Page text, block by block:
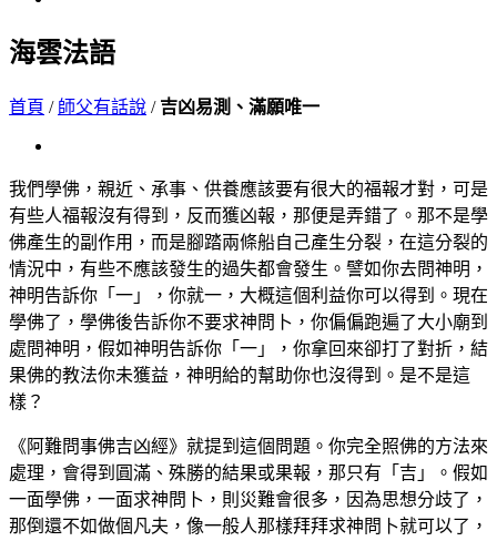
海雲法語
首頁 / 師父有話說 / 吉凶易測、滿願唯一
Image
我們學佛，親近、承事、供養應該要有很大的福報才對，可是
有些人福報沒有得到，反而獲凶報，那便是弄錯了。那不是學
佛產生的副作用，而是腳踏兩條船自己產生分裂，在這分裂的
情況中，有些不應該發生的過失都會發生。 譬如你去問神明，
神明告訴你「一」，你就一，大概這個利益你可以得到。現在
學佛了，學佛後告訴你不要求神問卜，你偏偏跑遍了大小廟到
處問神明，假如神明告訴你「一」，你拿回來卻打了對折，結
果佛的教法你未獲益，神明給的幫助你也沒得到。是不是這
樣？
《阿難問事佛吉凶經》就提到這個問題。你完全照佛的方法來
處理，會得到圓滿、殊勝的結果或果報，那只有「吉」。假如
一面學佛，一面求神問卜，則災難會很多，因為思想分歧了，
那倒還不如做個凡夫，像一般人那樣拜拜求神問卜就可以了，